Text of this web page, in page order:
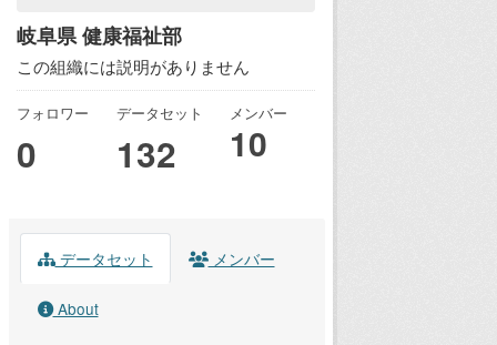
岐阜県 健康福祉部
この組織には説明がありません
フォロワー
0
データセット
132
メンバー
10
データセット メンバー
About